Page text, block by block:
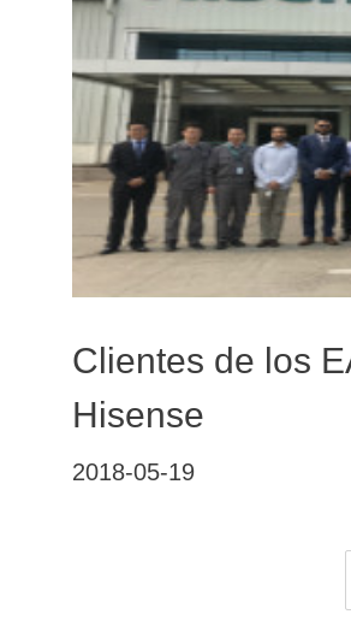
Clientes de los
Hisense
2018-05-19